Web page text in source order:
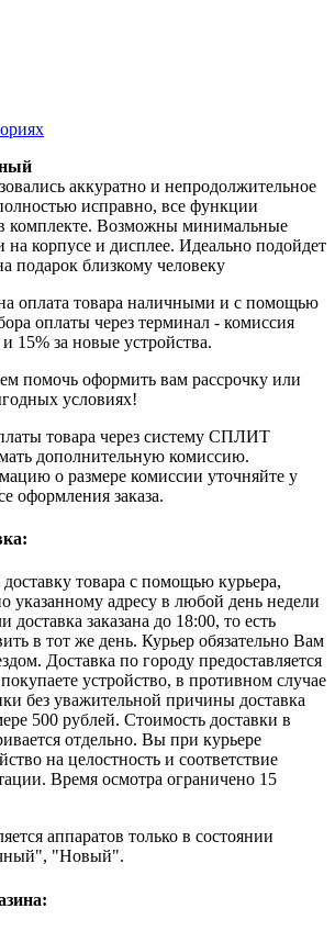
аккуратно и непродолжительное
исправно, все функции
комплекте. Возможны минимальные
на корпусе и дисплее. Идеально подойдет
подарок близкому человеку
оплата товара наличными и с помощью
оплаты через терминал - комиссия
15% за новые устройства.
помочь оформить вам рассрочку или
условиях!
товара через систему СПЛИТ
дополнительную комиссию.
о размере комиссии уточняйте у
оформления заказа.
товара с помощью курьера,
указанному адресу в любой день недели
доставка заказана до 18:00, то есть
в тот же день. Курьер обязательно Вам
Доставка по городу предоставляется
устройство, в противном случае
без уважительной причины доставка
500 рублей. Стоимость доставки в
отдельно. Вы при курьере
на целостность и соответствие
Время осмотра ограничено 15
аппаратов только в состоянии
"Новый".